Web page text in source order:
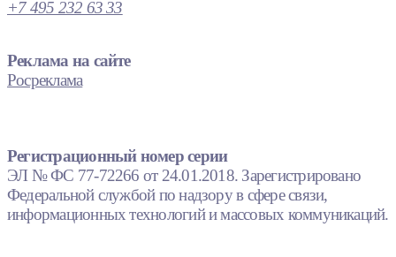
+7 495 232 63 33
Реклама на сайте
Росреклама
Регистрационный номер серии
ЭЛ № ФС 77-72266 от 24.01.2018. Зарегистрировано
Федеральной службой по надзору в сфере связи,
информационных технологий и массовых коммуникаций.